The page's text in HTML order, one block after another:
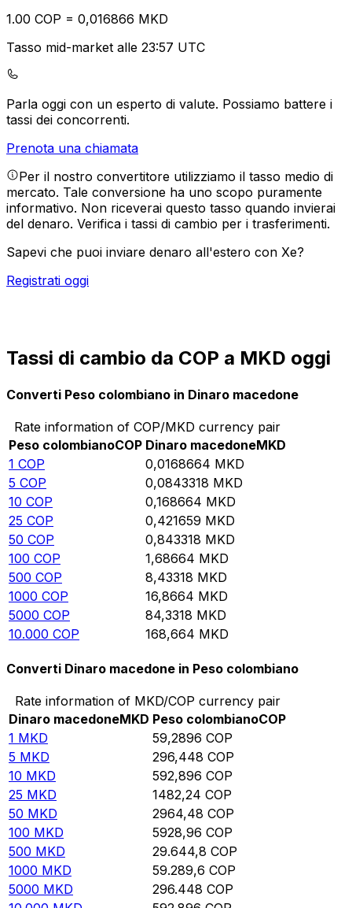
1.00 COP = 0,016866 MKD
Tasso mid-market alle 23:57 UTC
Parla oggi con un esperto di valute. Possiamo battere i
tassi dei concorrenti.
Prenota una chiamata
Per il nostro convertitore utilizziamo il tasso medio di
mercato. Tale conversione ha uno scopo puramente
informativo. Non riceverai questo tasso quando invierai
del denaro. Verifica i tassi di cambio per i trasferimenti.
Sapevi che puoi inviare denaro all'estero con Xe?
Registrati oggi
Tassi di cambio da COP a MKD oggi
Converti Peso colombiano in Dinaro macedone
Rate information of COP/MKD currency pair
Peso colombianoCOP Dinaro macedoneMKD
1 COP 0,0168664 MKD
5 COP 0,0843318 MKD
10 COP 0,168664 MKD
25 COP 0,421659 MKD
50 COP 0,843318 MKD
100 COP 1,68664 MKD
500 COP 8,43318 MKD
1000 COP 16,8664 MKD
5000 COP 84,3318 MKD
10.000 COP 168,664 MKD
Converti Dinaro macedone in Peso colombiano
Rate information of MKD/COP currency pair
Dinaro macedoneMKD Peso colombianoCOP
1 MKD 59,2896 COP
5 MKD 296,448 COP
10 MKD 592,896 COP
25 MKD 1482,24 COP
50 MKD 2964,48 COP
100 MKD 5928,96 COP
500 MKD 29.644,8 COP
1000 MKD 59.289,6 COP
5000 MKD 296.448 COP